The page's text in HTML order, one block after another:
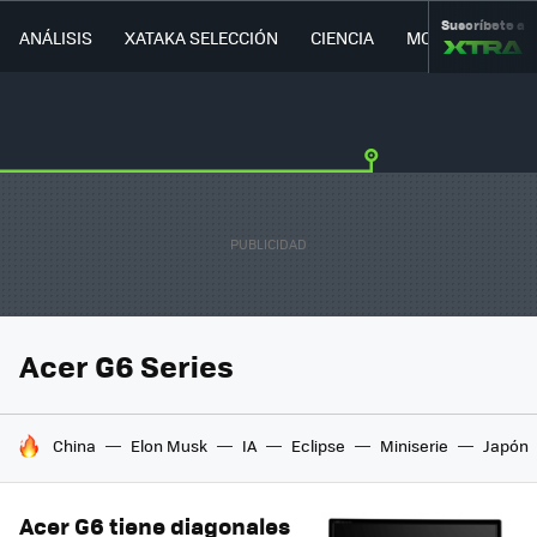
ANÁLISIS XATAKA SELECCIÓN CIENCIA MOVILIDAD
Suscríbete a
Acer G6 Series
HOY SE HABLA DE
China Elon Musk IA Eclipse Miniserie Japón
Acer G6 tiene diagonales